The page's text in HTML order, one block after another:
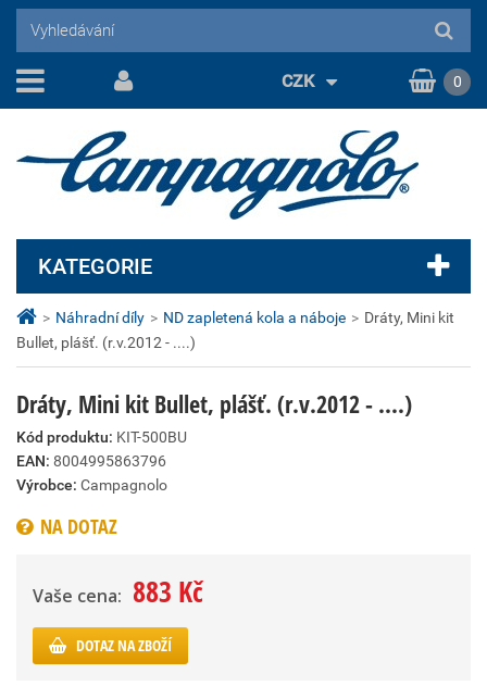
> Náhradní díly > ND zapletená kola a náboje > Dráty, Mini kit
Bullet, plášť. (r.v.2012 - ....)
Dráty, Mini kit Bullet, plášť. (r.v.2012 - ....)
Kód produktu: KIT-500BU
EAN: 8004995863796
Výrobce: Campagnolo
NA DOTAZ
Vaše cena: 883 Kč
DOTAZ NA ZBOŽÍ
KATEGORIE
CZK 0